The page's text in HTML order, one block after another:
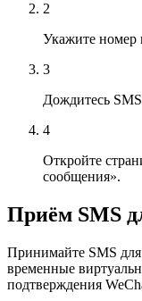
2
Укажите номер
3
Дождитесь
4
Откройте
сообщения».
Приём SMS
Принимайте SMS
временные
подтверждения